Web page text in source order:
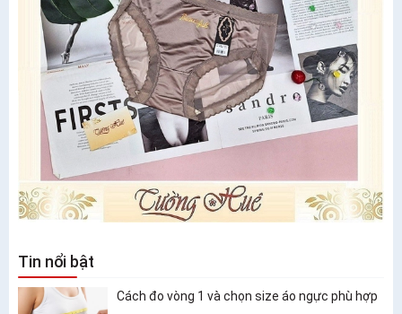
Tin nổi bật
Cách đo vòng 1 và chọn size áo ngực phù hợp